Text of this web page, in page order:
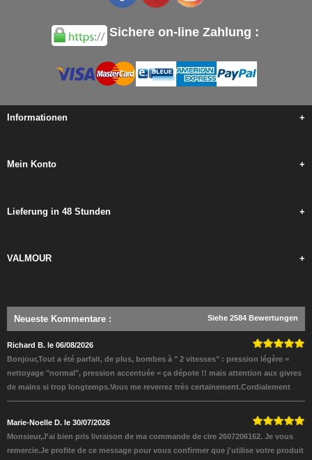
Sichere on-line Zahlung :
Informationen +
Mein Konto +
Lieferung in 48 Stunden +
VALMOUR +
Neueste Kommentare : Siehe 2584 Bewertungen
Richard B. le 06/08/2026
Bonjour,Tout a été parfait, de plus, bombes à " 2 vitesses" : pression légère =
nettoyage "normal", pression accentuée = ça dépote !! mais attention aux givres
de mains si trop longtemps.Vous me reverrez très certainement.Cordialement
Marie-Noelle D. le 30/07/2026
Monsieur,J'ai bien pris livraison de ma commande de cire 2607206162. Je vous
remercie.Je profite de ce message pour vous confirmer que j'utilise votre produit